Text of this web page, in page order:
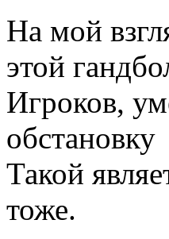
На мой
этой
Игроков,
Такой
тоже.